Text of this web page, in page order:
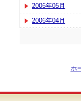
2006年05月
2006年04月
ホ